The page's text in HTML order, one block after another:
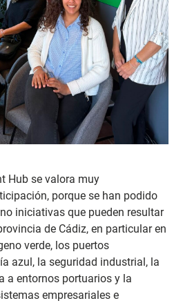
Hub se valora muy
porque se han podido
iniciativas que pueden resultar
de Cádiz, en particular en
verde, los puertos
azul, la seguridad industrial, la
a entornos portuarios y la
empresariales e